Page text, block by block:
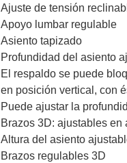
Ajuste de tensión
Apoyo lumbar regulable
Asiento tapizado
Profundidad del asiento
El respaldo se puede
en posición vertical, con
Puede ajustar la
Brazos 3D: ajustables
Altura del asiento
Brazos regulables 3D